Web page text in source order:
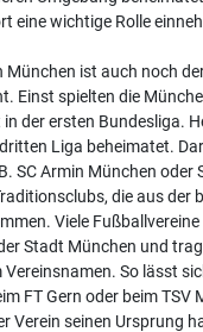
eine wichtige Rolle
München ist auch noch
Einst spielten die
der ersten Bundesliga.
Liga beheimatet.
SC Armin München oder
die aus der
Viele
Stadt München und
So lässt
FT Gern oder beim TSV
Verein seinen Ursprung